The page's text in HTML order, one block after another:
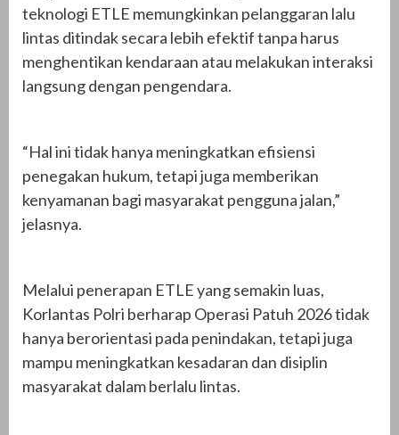
teknologi ETLE memungkinkan pelanggaran lalu
lintas ditindak secara lebih efektif tanpa harus
menghentikan kendaraan atau melakukan interaksi
langsung dengan pengendara.
“Hal ini tidak hanya meningkatkan efisiensi
penegakan hukum, tetapi juga memberikan
kenyamanan bagi masyarakat pengguna jalan,”
jelasnya.
Melalui penerapan ETLE yang semakin luas,
Korlantas Polri berharap Operasi Patuh 2026 tidak
hanya berorientasi pada penindakan, tetapi juga
mampu meningkatkan kesadaran dan disiplin
masyarakat dalam berlalu lintas.